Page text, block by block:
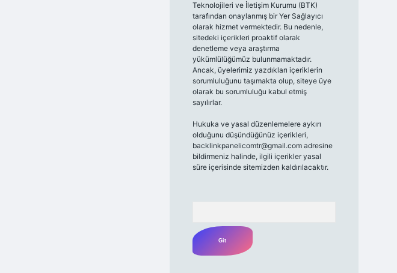
Teknolojileri ve İletişim Kurumu (BTK)
tarafından onaylanmış bir Yer Sağlayıcı
olarak hizmet vermektedir. Bu nedenle,
sitedeki içerikleri proaktif olarak
denetleme veya araştırma
yükümlülüğümüz bulunmamaktadır.
Ancak, üyelerimiz yazdıkları içeriklerin
sorumluluğunu taşımakta olup, siteye üye
olarak bu sorumluluğu kabul etmiş
sayılırlar.
Hukuka ve yasal düzenlemelere aykırı
olduğunu düşündüğünüz içerikleri,
backlinkpanelicomtr@gmail.comadresine
bildirmeniz halinde, ilgili içerikler yasal
süre içerisinde sitemizden kaldırılacaktır.